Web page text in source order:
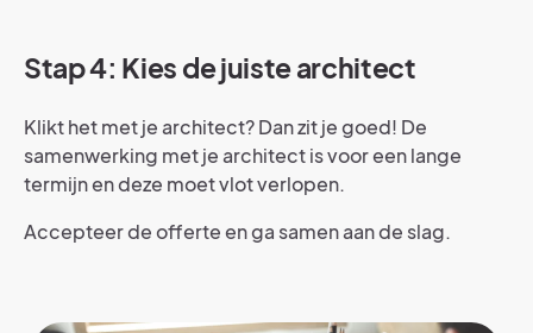
Stap 4: Kies de juiste architect
Klikt het met je architect? Dan zit je goed! De
samenwerking met je architect is voor een lange
termijn en deze moet vlot verlopen.
Accepteer de offerte en ga samen aan de slag.